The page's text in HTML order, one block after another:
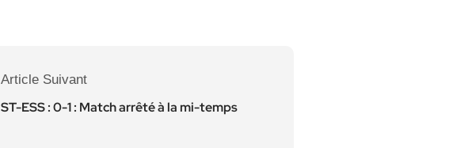
Article Suivant
ST-ESS : 0-1 : Match arrêté à la mi-temps